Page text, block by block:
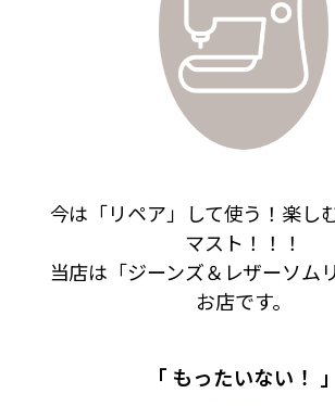
今は「リペア」して使う！楽し
マスト！！！
当店は「ジーンズ＆レザーソム
お店です。
「 もったいない！ 」